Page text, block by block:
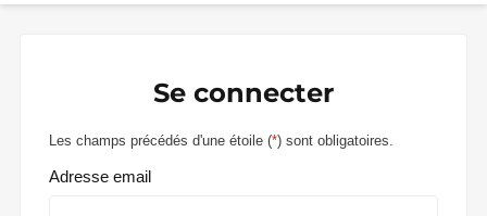
Se connecter
Les champs précédés d'une étoile (*) sont obligatoires.
Adresse email